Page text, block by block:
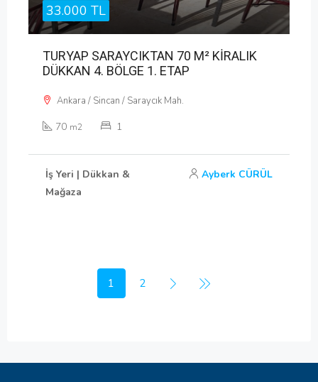
33.000 TL
TURYAP SARAYCIKTAN 70 M² KİRALIK
DÜKKAN 4. BÖLGE 1. ETAP
Ankara / Sincan / Saraycık Mah.
70 m2 1
İş Yeri | Dükkan &
Mağaza
Ayberk CÜRÜL
1 2